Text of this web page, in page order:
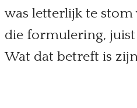
was letterlijk te
die formulering, juist
Wat dat betreft is